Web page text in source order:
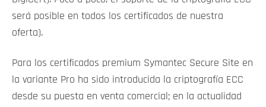
será posible en todos los certificados de nuestra
oferta).
Para los certificados premium Symantec Secure Site en
la variante Pro ha sido introducida la criptografía ECC
desde su puesta en venta comercial; en la actualidad